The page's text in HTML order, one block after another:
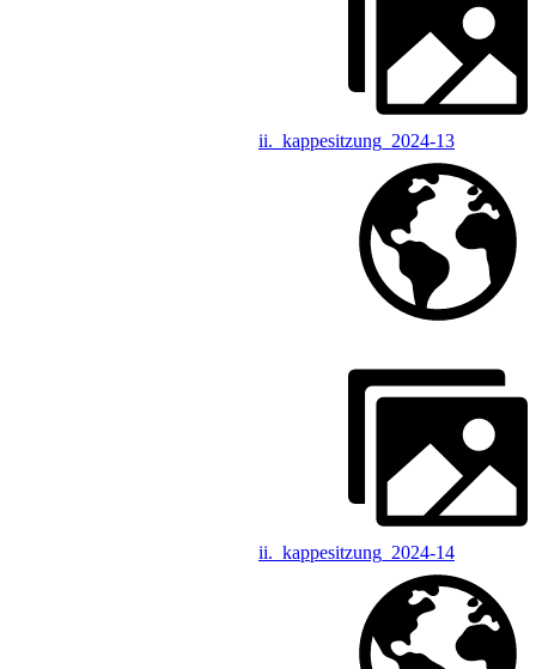
ii._kappesitzung_2024-13
ii._kappesitzung_2024-14